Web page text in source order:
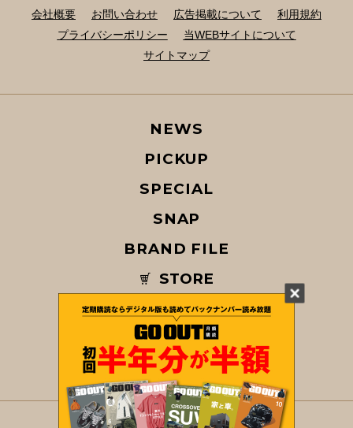
会社概要 お問い合わせ 広告掲載について
利用規約
プライバシーポリシー
当WEBサイトについて
サイトマップ
NEWS
PICKUP
SPECIAL
SNAP
BRAND FILE
STORE
MAGAZINE